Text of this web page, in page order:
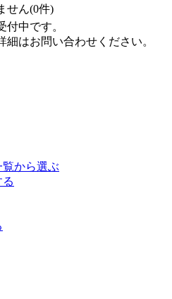
せん(0件)
付中です。
細はお問い合わせください。
から選ぶ